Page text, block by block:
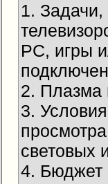
1.
PC, игры
2. Плазма
3.
световых
4. Бюджет